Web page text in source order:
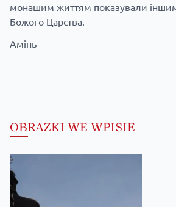
монашим життям показували
Божого Царства.
Амінь
OBRAZKI WE WPISIE